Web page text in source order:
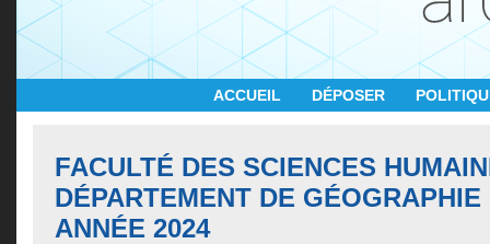
ACCUEIL DÉPOSER
FACULTÉ DES SCIENCES
DÉPARTEMENT DE GÉOGRAPHIE
ANNÉE 2024